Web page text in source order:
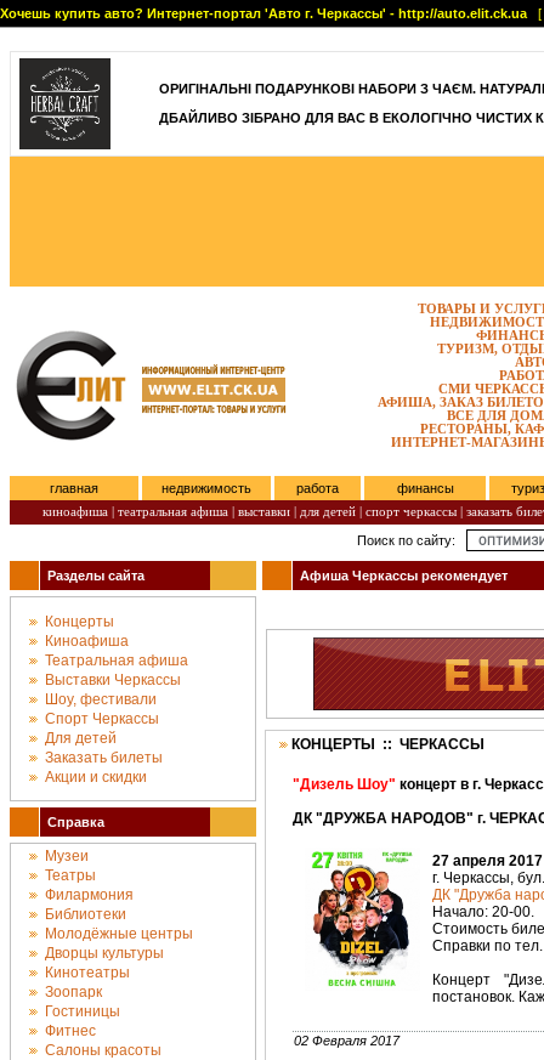
Хочешь купить авто? Интернет-портал 'Авто г. Черкассы' - http://auto.elit.ck.ua [
]
ОРИГІНАЛЬНІ ПОДАРУНКОВІ НАБОРИ З ЧАЄМ.
ДБАЙЛИВО ЗІБРАНО ДЛЯ ВАС В ЕКОЛОГІЧНО ЧИСТИХ
ТОВАРЫ И
ТУРИЗМ,
СМИ
АФИША, ЗАКАЗ
ВСЕ ДЛЯ
РЕСТОРАНЫ,
ИНТЕРНЕТ-
главная недвижимость работа финансы
киноафиша | театральная афиша | выставки | для детей | спорт черкассы | заказать
Поиск по сайту:
Разделы сайта
Концерты
Киноафиша
Театральная афиша
Выставки Черкассы
Шоу, фестивали
Спорт Черкассы
Для детей
Заказать билеты
Акции и скидки
Справка
Музеи
Театры
Филармония
Библиотеки
Молодёжные центры
Дворцы культуры
Кинотеатры
Зоопарк
Гостиницы
Фитнес
Салоны красоты
Афиша Черкассы рекомендует
КОНЦЕРТЫ :: ЧЕРКАССЫ
"Дизель Шоу" концерт в г.
ДК "ДРУЖБА НАРОДОВ" г.
27 апреля
г. Черкассы,
ДК "Дружба
Начало: 20-00.
Стоимость
Справки по
Концерт
постановок.
02 Февраля 2017